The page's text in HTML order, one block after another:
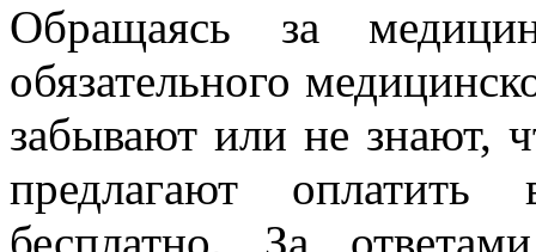
Обращаясь за
обязательного
забывают или не знают,
предлагают оплатить